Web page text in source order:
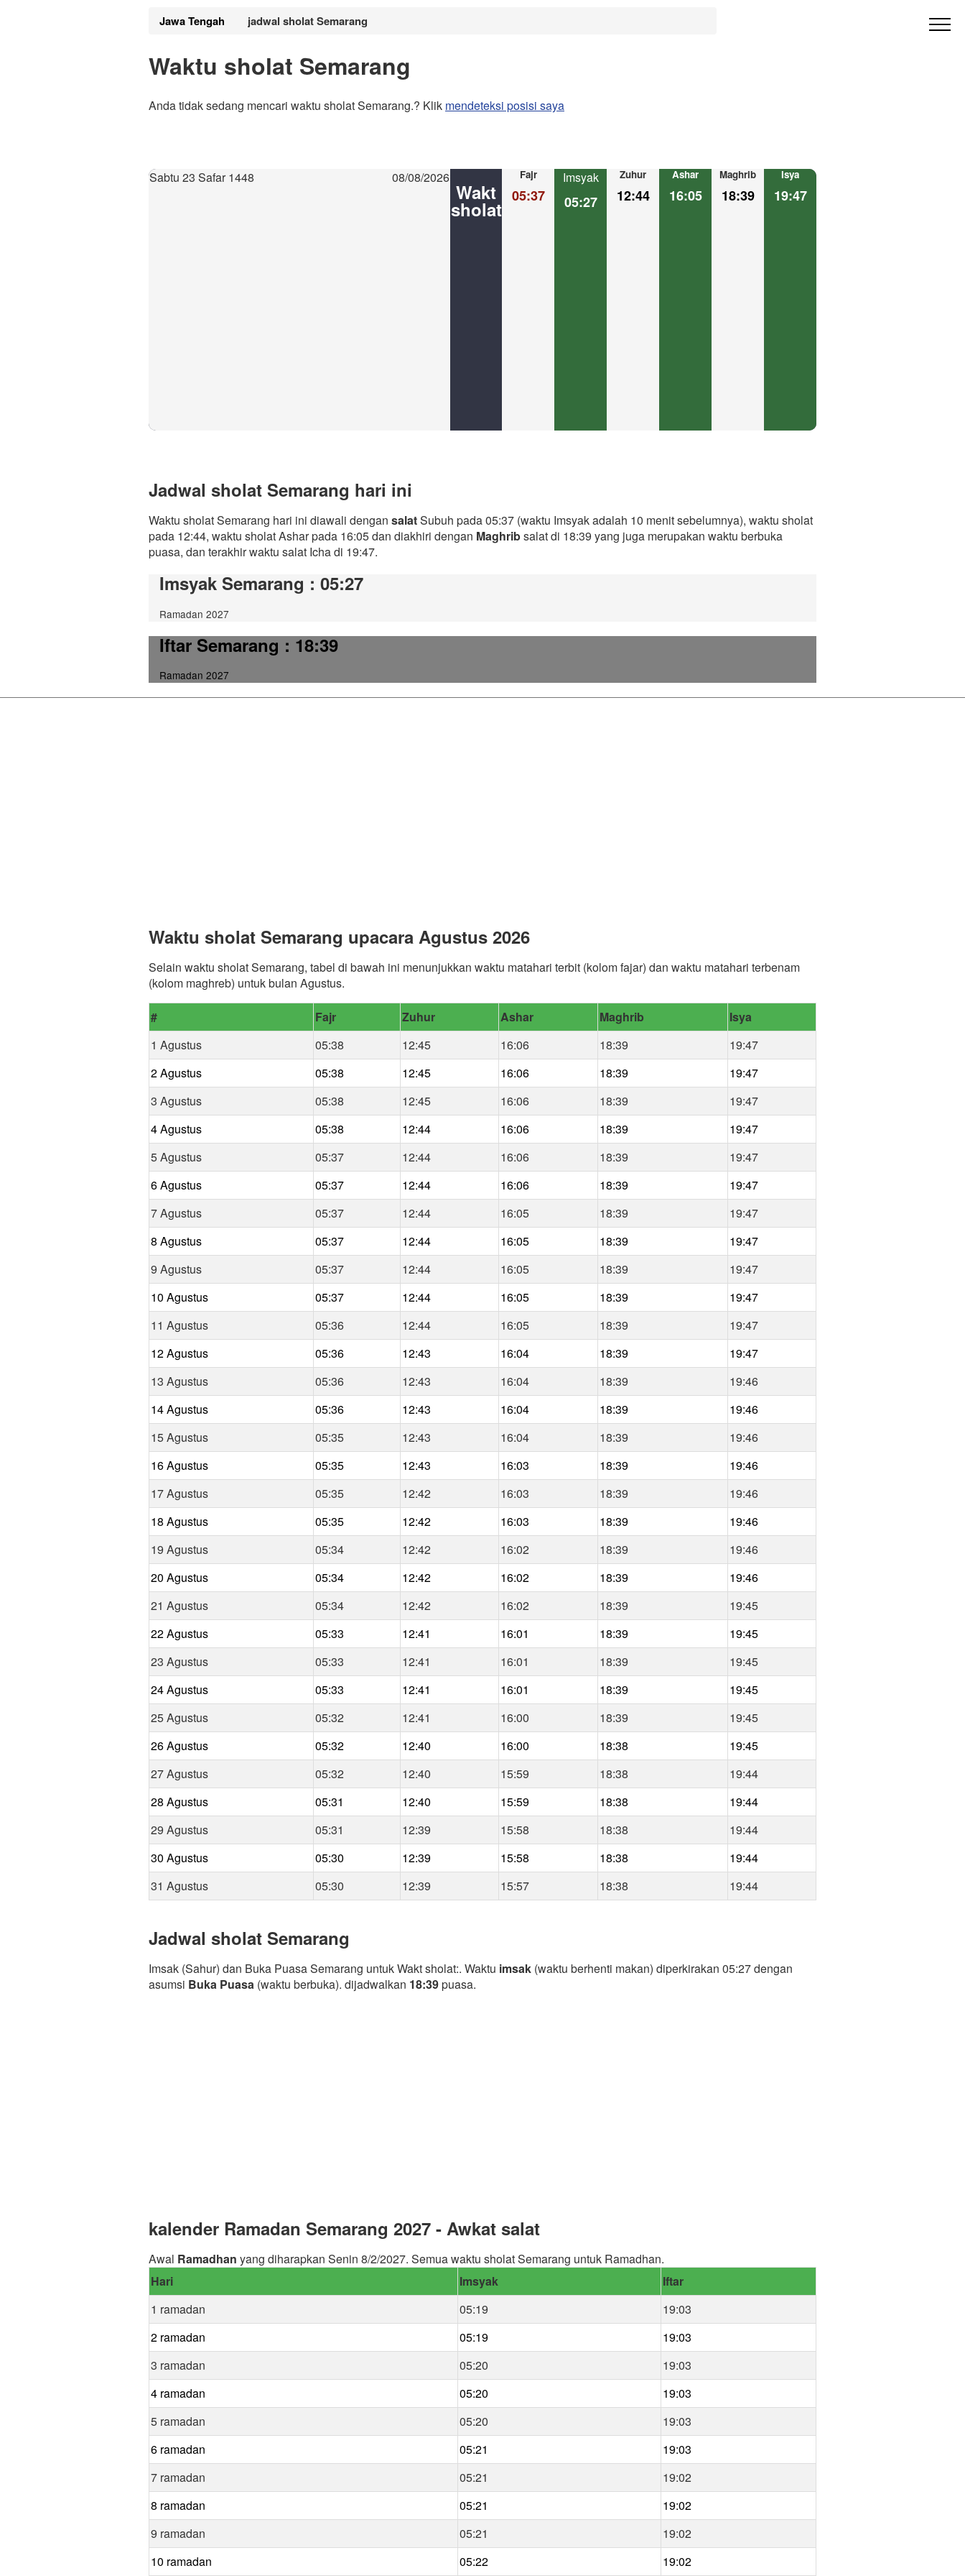
Jawa Tengah jadwal sholat Semarang
Waktu sholat Semarang
Anda tidak sedang mencari waktu sholat Semarang.? Klik mendeteksi posisi saya
Sabtu 23 Safar 1448 08/08/2026
Wakt
sholat
Fajr
05:37
Imsyak
05:27
Zuhur
12:44
Ashar
16:05
Maghrib
18:39
Isya
19:47
Jadwal sholat Semarang hari ini
Waktu sholat Semarang hari ini diawali dengan salatSubuh pada 05:37 (waktu Imsyak adalah 10 menit sebelumnya), waktu sholat
pada 12:44, waktu sholat Ashar pada 16:05 dan diakhiri dengan Maghribsalat di 18:39 yang juga merupakan waktu berbuka
puasa, dan terakhir waktu salat Icha di 19:47.
Imsyak Semarang : 05:27
Ramadan 2027
Iftar Semarang: 18:39
Ramadan 2027
Waktu sholat Semarang upacara Agustus 2026
Selain waktu sholat Semarang, tabel di bawah ini menunjukkan waktu matahari terbit (kolom fajar) dan waktu matahari terbenam
(kolom maghreb) untuk bulan Agustus.
# Fajr Zuhur Ashar Maghrib
Isya
1 Agustus
05:38 12:45 16:06 18:39
19:47
2 Agustus
05:38 12:45 16:06 18:39
19:47
3 Agustus
05:38 12:45 16:06 18:39
19:47
4 Agustus
05:38 12:44 16:06 18:39
19:47
5 Agustus
05:37 12:44 16:06 18:39
19:47
6 Agustus
05:37 12:44 16:06 18:39
19:47
7 Agustus
05:37 12:44 16:05 18:39
19:47
8 Agustus
05:37 12:44 16:05 18:39
19:47
9 Agustus
05:37 12:44 16:05 18:39
19:47
10 Agustus
05:37 12:44 16:05 18:39
19:47
11 Agustus
05:36 12:44 16:05 18:39
19:47
12 Agustus
05:36 12:43 16:04 18:39
19:47
13 Agustus
05:36 12:43 16:04 18:39
19:46
14 Agustus
05:36 12:43 16:04 18:39
19:46
15 Agustus
05:35 12:43 16:04 18:39
19:46
16 Agustus
05:35 12:43 16:03 18:39
19:46
17 Agustus
05:35 12:42 16:03 18:39
19:46
18 Agustus
05:35 12:42 16:03 18:39
19:46
19 Agustus
05:34 12:42 16:02 18:39
19:46
20 Agustus
05:34 12:42 16:02 18:39
19:46
21 Agustus
05:34 12:42 16:02 18:39
19:45
22 Agustus
05:33 12:41 16:01 18:39
19:45
23 Agustus
05:33 12:41 16:01 18:39
19:45
24 Agustus
05:33 12:41 16:01 18:39
19:45
25 Agustus
05:32 12:41 16:00 18:39
19:45
26 Agustus
05:32 12:40 16:00 18:38
19:45
27 Agustus
05:32 12:40 15:59 18:38
19:44
28 Agustus
05:31 12:40 15:59 18:38
19:44
29 Agustus
05:31 12:39 15:58 18:38
19:44
30 Agustus
05:30 12:39 15:58 18:38
19:44
31 Agustus
05:30 12:39 15:57 18:38 19:44
Jadwal sholat Semarang
Imsak (Sahur) dan Buka Puasa Semarang untuk Wakt sholat:. Waktu imsak (waktu berhenti makan) diperkirakan 05:27 dengan
asumsi Buka Puasa (waktu berbuka). dijadwalkan 18:39puasa.
kalender Ramadan Semarang 2027 - Awkat salat
Awal Ramadhan yang diharapkan Senin 8/2/2027. Semua waktu sholat Semarang untuk Ramadhan.
Hari
Imsyak
Iftar
1 ramadan
05:19
19:03
2 ramadan
05:19
19:03
3 ramadan
05:20
19:03
4 ramadan
05:20
19:03
5 ramadan
05:20
19:03
6 ramadan
05:21
19:03
7 ramadan
05:21
19:02
8 ramadan
05:21
19:02
9 ramadan
05:21
19:02
10 ramadan
05:22 19:02